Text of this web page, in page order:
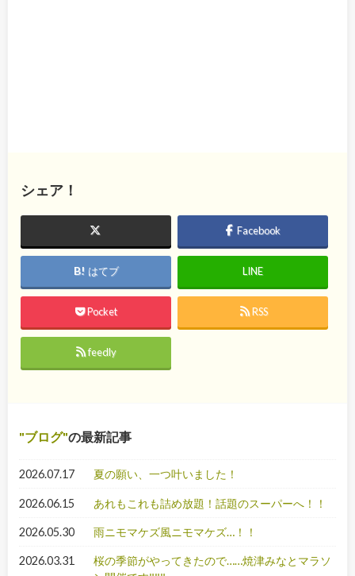
シェア！
Facebook
はてブ LINE
Pocket RSS
feedly
ブログ の最新記事
2026.07.17 夏の願い、一つ叶いました！
2026.06.15 あれもこれも詰め放題！話題のスーパーへ！！
2026.05.30 雨ニモマケズ風ニモマケズ…！！
2026.03.31
桜の季節がやってきたので……焼津みなとマラソ